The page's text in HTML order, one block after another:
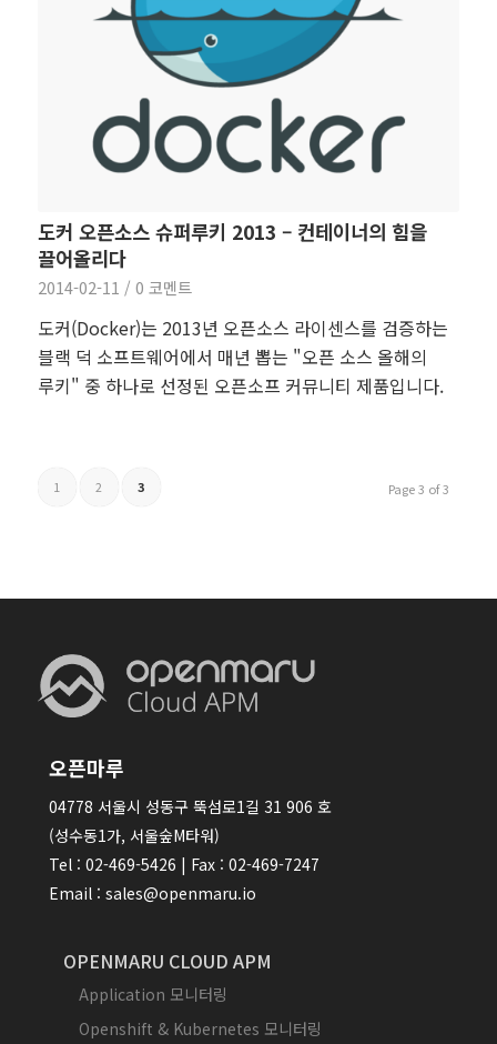
도커 오픈소스 슈퍼루키 2013 – 컨테이너의 힘을
끌어올리다
2014-02-11 / 0 코멘트
도커(Docker)는 2013년 오픈소스 라이센스를 검증하는
블랙 덕 소프트웨어에서 매년 뽑는 "오픈 소스 올해의
루키" 중 하나로 선정된 오픈소프 커뮤니티 제품입니다.
Page 3 of 3
1 2 3
오픈마루
04778 서울시 성동구 뚝섬로1길 31 906 호
(성수동1가, 서울숲M타워)
Tel : 02-469-5426 | Fax : 02-469-7247
Email : sales@openmaru.io
OPENMARU CLOUD APM
Application 모니터링
Openshift & Kubernetes 모니터링